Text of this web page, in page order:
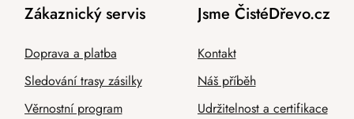
Zákaznický servis
Doprava a platba
Sledování trasy zásilky
Věrnostní program
Jsme ČistéDřevo.cz
Kontakt
Náš příběh
Udržitelnost a certifikace